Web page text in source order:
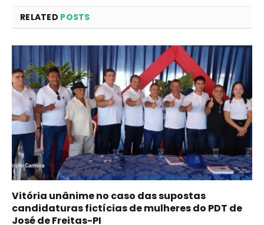
RELATED POSTS
Vitória unânime no caso das supostas
candidaturas fictícias de mulheres do PDT de
José de Freitas-PI